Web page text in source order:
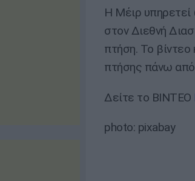
Η Μέιρ υπηρετεί
στον Διεθνή
πτήση. Το βίντεο
πτήσης πάνω από
Δείτε το ΒΙΝΤΕΟ
photo: pixabay